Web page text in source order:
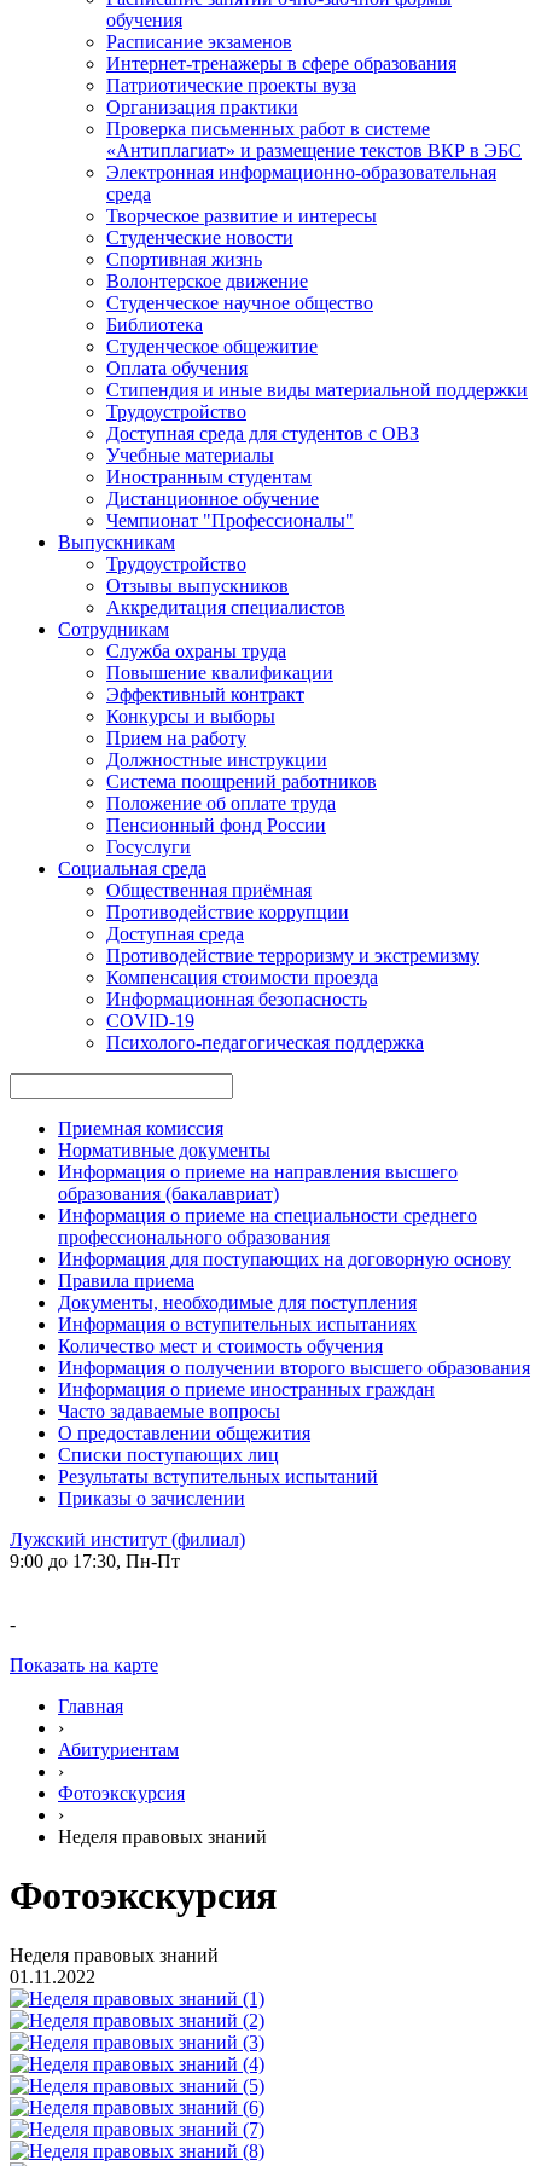
обучения
Расписание экзаменов
Интернет-тренажеры в сфере образования
Патриотические проекты вуза
Организация практики
Проверка письменных работ в системе
«Антиплагиат» и размещение текстов ВКР в ЭБС
Электронная информационно-образовательная
среда
Творческое развитие и интересы
Студенческие новости
Спортивная жизнь
Волонтерское движение
Студенческое научное общество
Библиотека
Студенческое общежитие
Оплата обучения
Стипендия и иные виды материальной поддержки
Трудоустройство
Доступная среда для студентов с ОВЗ
Учебные материалы
Иностранным студентам
Дистанционное обучение
Чемпионат "Профессионалы"
Выпускникам
Трудоустройство
Отзывы выпускников
Аккредитация специалистов
Сотрудникам
Служба охраны труда
Повышение квалификации
Эффективный контракт
Конкурсы и выборы
Прием на работу
Должностные инструкции
Система поощрений работников
Положение об оплате труда
Пенсионный фонд России
Госуслуги
Социальная среда
Общественная приёмная
Противодействие коррупции
Доступная среда
Противодействие терроризму и экстремизму
Компенсация стоимости проезда
Информационная безопасность
COVID-19
Психолого-педагогическая поддержка
Приемная комиссия
Нормативные документы
Информация о приеме на направления высшего
образования (бакалавриат)
Информация о приеме на специальности среднего
профессионального образования
Информация для поступающих на договорную основу
Правила приема
Документы, необходимые для поступления
Информация о вступительных испытаниях
Количество мест и стоимость обучения
Информация о получении второго высшего образования
Информация о приеме иностранных граждан
Часто задаваемые вопросы
О предоставлении общежития
Списки поступающих лиц
Результаты вступительных испытаний
Приказы о зачислении
Лужский институт (филиал)
9:00 до 17:30, Пн-Пт
-
Показать на карте
Главная
›
Абитуриентам
›
Фотоэкскурсия
›
Неделя правовых знаний
Фотоэкскурсия
Неделя правовых знаний
01.11.2022